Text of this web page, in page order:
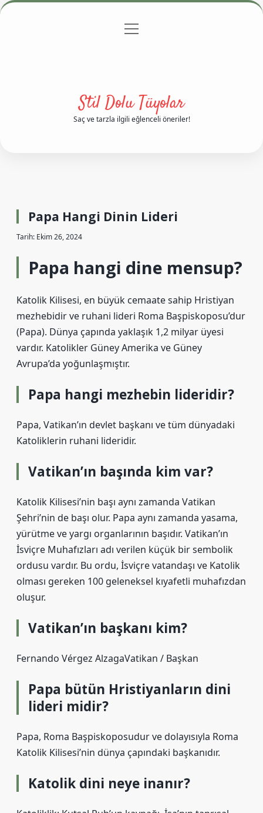
Gizlilik Politikası
menüyü
Stil Dolu Tüyolar
Saç ve tarzla ilgili eğlenceli öneriler!
Papa Hangi Dinin Lideri
Tarih: Ekim 26, 2024
Papa hangi dine mensup?
Katolik Kilisesi, en büyük cemaate sahip Hristiyan
mezhebidir ve ruhani lideri Roma Başpiskoposu’dur
(Papa). Dünya çapında yaklaşık 1,2 milyar üyesi
vardır. Katolikler Güney Amerika ve Güney
Avrupa’da yoğunlaşmıştır.
Papa hangi mezhebin lideridir?
Papa, Vatikan’ın devlet başkanı ve tüm dünyadaki
Katoliklerin ruhani lideridir.
Vatikan’ın başında kim var?
Katolik Kilisesi’nin başı aynı zamanda Vatikan
Şehri’nin de başı olur. Papa aynı zamanda yasama,
yürütme ve yargı organlarının başıdır. Vatikan’ın
İsviçre Muhafızları adı verilen küçük bir sembolik
ordusu vardır. Bu ordu, İsviçre vatandaşı ve Katolik
olması gereken 100 geleneksel kıyafetli muhafızdan
oluşur.
Vatikan’ın başkanı kim?
Fernando Vérgez AlzagaVatikan / Başkan
Papa bütün Hristiyanların dini
lideri midir?
Papa, Roma Başpiskoposudur ve dolayısıyla Roma
Katolik Kilisesi’nin dünya çapındaki başkanıdır.
Katolik dini neye inanır?